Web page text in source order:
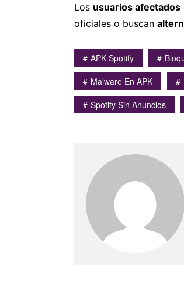
Los usuarios afectados
oficiales o buscan
APK Spotify
Malware En APK
Spotify Sin Anuncios